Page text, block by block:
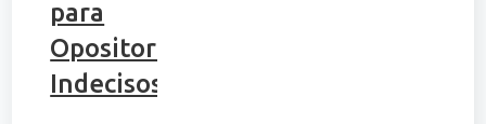
para
Opositores
Indecisos